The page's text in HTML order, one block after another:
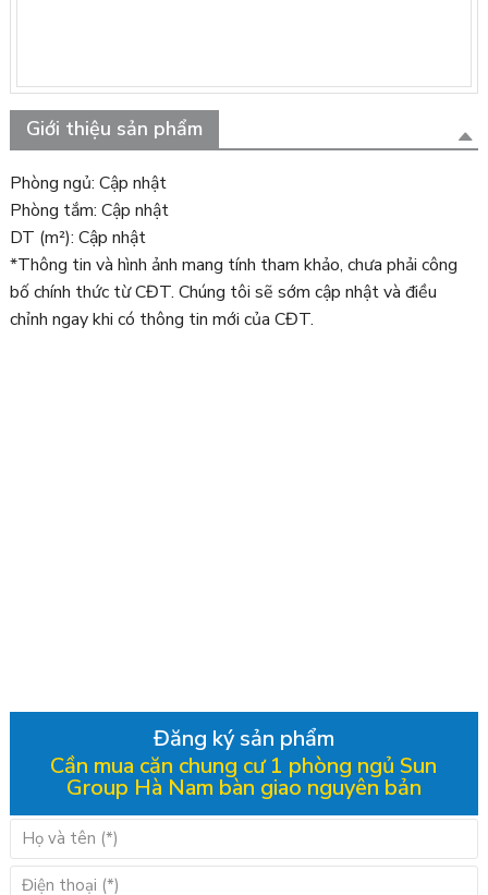
Giới thiệu sản phẩm
Phòng ngủ: Cập nhật
Phòng tắm: Cập nhật
DT (m²): Cập nhật
*Thông tin và hình ảnh mang tính tham khảo, chưa phải công
bố chính thức từ CĐT. Chúng tôi sẽ sớm cập nhật và điều
chỉnh ngay khi có thông tin mới của CĐT.
Đăng ký sản phẩm
Cần mua căn chung cư 1 phòng ngủ Sun
Group Hà Nam bàn giao nguyên bản